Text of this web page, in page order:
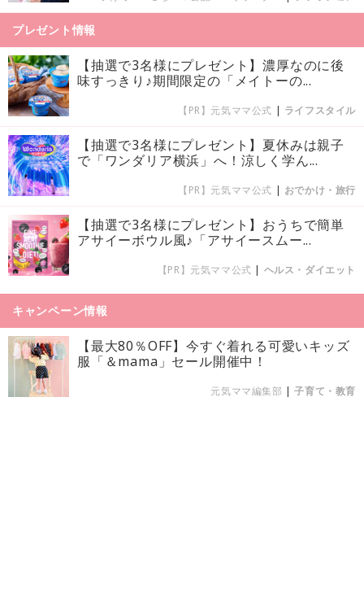
プレゼント情報
【抽選で3名様にプレゼント】濃厚なのに後
味すっきり♪期間限定の「メイトーの...
【PR】元気ママ公式 | ライフスタイル
【抽選で3名様にプレゼント】夏休みは親子
で「ワンダリア横浜」へ！涼しく学ん...
【PR】元気ママ公式 | おでかけ・旅行
【抽選で3名様にプレゼント】おうちで簡単
アサイーボウル風♪「アサイースムー...
【PR】元気ママ公式 | ヘルス・ダイエット
キャンペーン情報
【最大80％OFF】今すぐ着れる可愛いキッズ
服「＆mama」セール開催中！
元気ママ編集部 |子育て・教育